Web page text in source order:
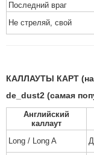
Последний враг
Не стреляй, свой
КАЛЛАУТЫ КАРТ
de_dust2 (самая
Английский
каллаут
Long / Long A